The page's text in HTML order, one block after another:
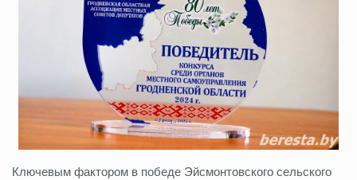
Ключевым фактором в победе Эйсмонтовского сельского